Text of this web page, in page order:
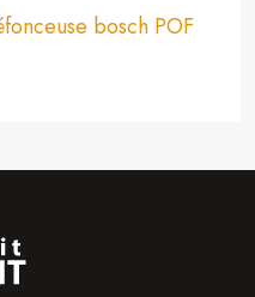
bosch POF